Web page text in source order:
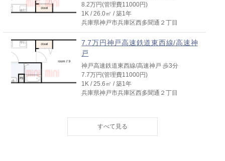
8.2万円(管理費11000円)
1K / 26.0㎡ / 築1年
兵庫県神戸市兵庫区西多聞通２丁目
7.7万円神戸高速鉄道東西線/高速神
戸
神戸高速鉄道東西線/高速神戸 歩3分
7.7万円(管理費11000円)
1K / 25.6㎡ / 築1年
兵庫県神戸市兵庫区西多聞通２丁目
神戸高速鉄道東西線/高速神戸 歩3分